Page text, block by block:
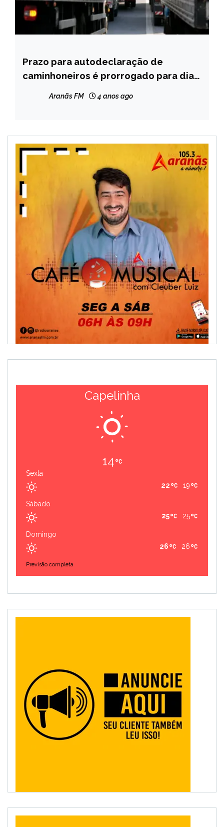
BRASIL
NOTÍCIAS
Prazo para autodeclaração de
caminhoneiros é prorrogado para dia
Aranãs FM 4 anos ago
Capelinha
14
Sexta
19
22
Sábado
25
25
Domingo
26
26
Previsão completa